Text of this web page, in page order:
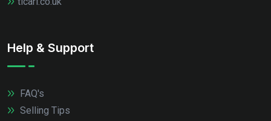
Help & Support
FAQ's
Selling Tips